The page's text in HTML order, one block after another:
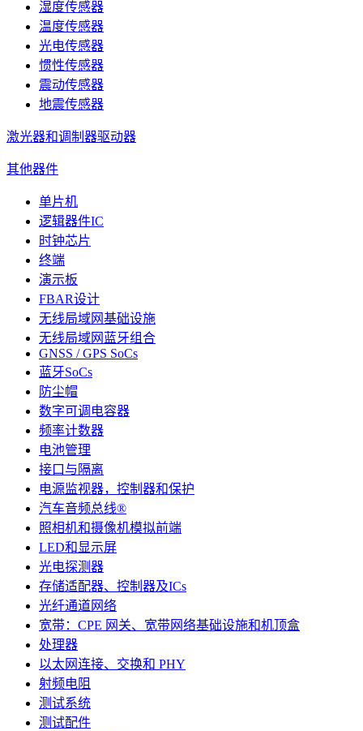
湿度传感器
温度传感器
光电传感器
惯性传感器
震动传感器
地震传感器
激光器和调制器驱动器
其他器件
单片机
逻辑器件IC
时钟芯片
终端
演示板
FBAR设计
无线局域网基础设施
无线局域网蓝牙组合
GNSS / GPS SoCs
蓝牙SoCs
防尘帽
数字可调电容器
频率计数器
电池管理
接口与隔离
电源监视器，控制器和保护
汽车音频总线®
照相机和摄像机模拟前端
LED和显示屏
光电探测器
存储适配器、控制器及ICs
光纤通道网络
宽带：CPE 网关、宽带网络基础设施和机顶盒
处理器
以太网连接、交换和 PHY
射频电阻
测试系统
测试配件